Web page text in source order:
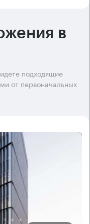
в
подходящие
от первоначальных